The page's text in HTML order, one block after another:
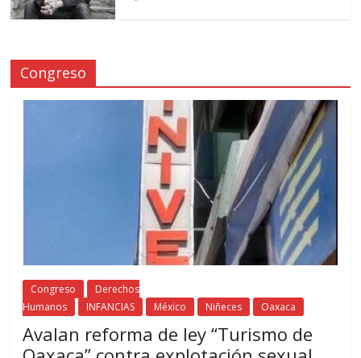
Congreso
Congreso
Derechos
Humanos
INFANCIAS México Niñeces Oaxaca
Avalan reforma de ley “Turismo de